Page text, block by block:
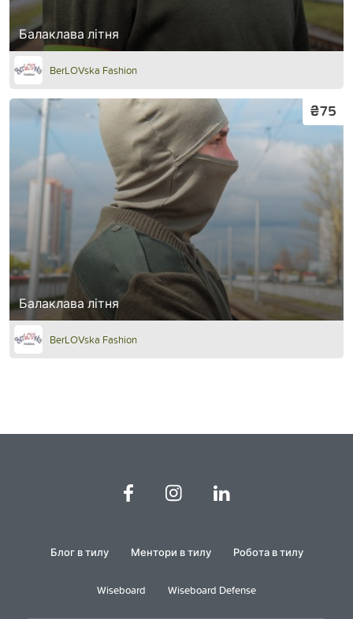
Балаклава літня
BerLOVska Fashion
Балаклава літня
₴75
BerLOVska Fashion
Блог в тилу Ментори в тилу Робота в тилу
Wiseboard Wiseboard Defense